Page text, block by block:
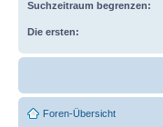
Suchzeitraum begrenzen:
Die ersten:
Foren-Übersicht